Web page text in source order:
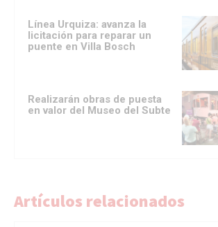
Línea Urquiza: avanza la
licitación para reparar un
puente en Villa Bosch
Realizarán obras de puesta
en valor del Museo del Subte
Artículos relacionados